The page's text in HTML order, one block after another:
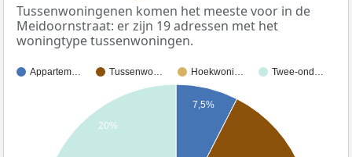
Tussenwoningenen komen het meeste voor in de
Meidoornstraat: er zijn 19 adressen met het
woningtype tussenwoningen.
Appartem… Tussenwo… Hoekwoni… Twee-ond…
7,5%
20%